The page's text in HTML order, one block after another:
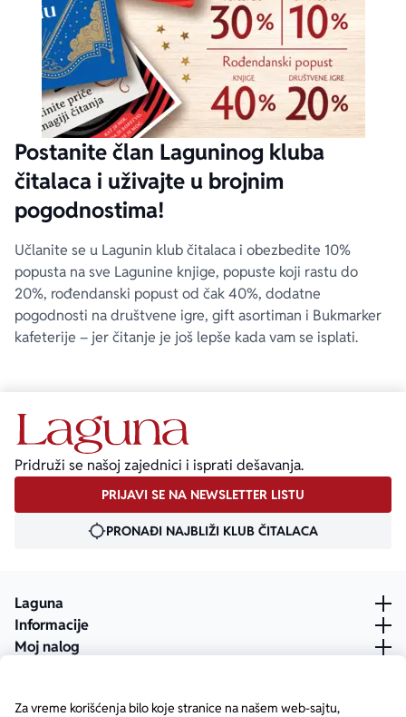
Za vreme korišćenja bilo koje stranice na našem web-sajtu,
Postanite član Laguninog kluba
čitalaca i uživajte u brojnim
pogodnostima!
Učlanite se u Lagunin klub čitalaca i obezbedite 10%
popusta na sve Lagunine knjige, popuste koji rastu do
20%, rođendanski popust od čak 40%, dodatne
pogodnosti na društvene igre, gift asortiman i Bukmarker
kafeterije – jer čitanje je još lepše kada vam se isplati.
Pridruži se našoj zajednici i isprati dešavanja.
PRIJAVI SE NA NEWSLETTER LISTU
PRONAĐI NAJBLIŽI KLUB ČITALACA
Laguna
Informacije
Moj nalog